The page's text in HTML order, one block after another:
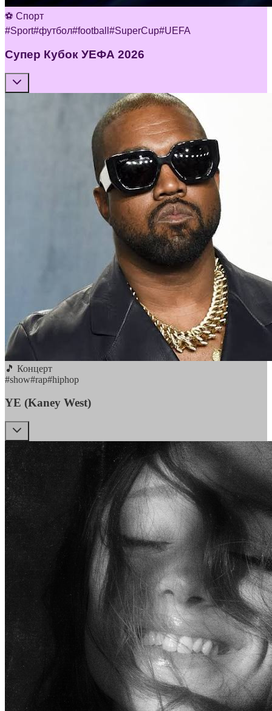
⚽ Спорт
#Sport#футбол#football #SuperCup#UEFA
Супер Кубок УЕФА 2026
🎵 Концерт
#show#rap#hiphop
YE (Kaney West)